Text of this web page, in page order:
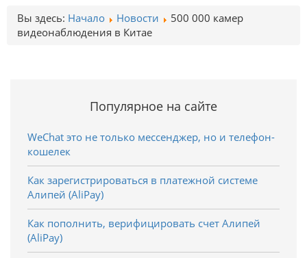
Вы здесь: Начало Новости
500 000 камер
видеонаблюдения в Китае
Популярное на сайте
WeChat это не только мессенджер, но и телефон-
кошелек
Как зарегистрироваться в платежной системе
Алипей (AliPay)
Как пополнить, верифицировать счет Алипей
(AliPay)